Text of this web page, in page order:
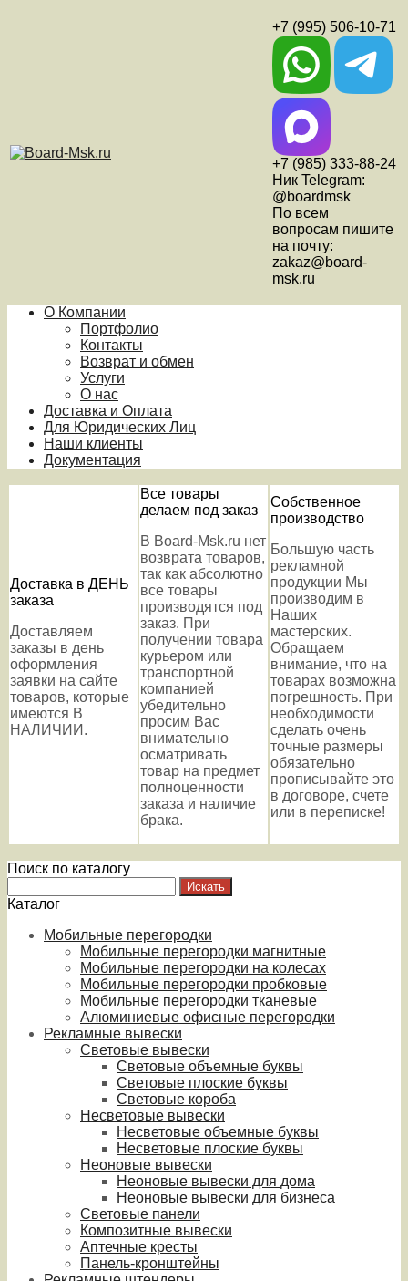
+7 (995) 506-10-71
+7 (985) 333-88-24
Ник Telegram:
@boardmsk
По всем
вопросам пишите
на почту:
zakaz@board-
msk.ru
О Компании
Портфолио
Контакты
Возврат и обмен
Услуги
О нас
Доставка и Оплата
Для Юридических Лиц
Наши клиенты
Документация
Доставка в ДЕНЬ
заказа
Доставляем
заказы в день
оформления
заявки на сайте
товаров, которые
имеются В
НАЛИЧИИ.
Все товары
делаем под заказ
В Board-Msk.ru нет
возврата товаров,
так как абсолютно
все товары
производятся под
заказ. При
получении товара
курьером или
транспортной
компанией
убедительно
просим Вас
внимательно
осматривать
товар на предмет
полноценности
заказа и наличие
брака.
Собственное
производство
Большую часть
рекламной
продукции Мы
производим в
Наших
мастерских.
Обращаем
внимание, что на
товарах возможна
погрешность. При
необходимости
сделать очень
точные размеры
обязательно
прописывайте это
в договоре, счете
или в переписке!
Поиск по каталогу
Каталог
Мобильные перегородки
Мобильные перегородки магнитные
Мобильные перегородки на колесах
Мобильные перегородки пробковые
Мобильные перегородки тканевые
Алюминиевые офисные перегородки
Рекламные вывески
Световые вывески
Световые объемные буквы
Световые плоские буквы
Световые короба
Несветовые вывески
Несветовые объемные буквы
Несветовые плоские буквы
Неоновые вывески
Неоновые вывески для дома
Неоновые вывески для бизнеса
Световые панели
Композитные вывески
Аптечные кресты
Панель-кронштейны